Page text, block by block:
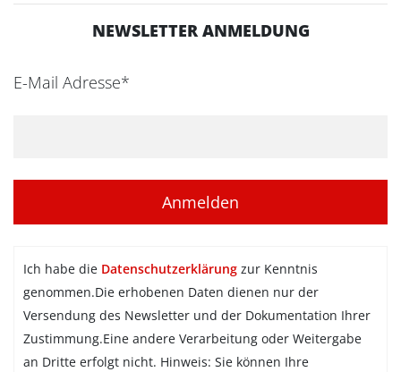
NEWSLETTER ANMELDUNG
E-Mail Adresse*
Ich habe die Datenschutzerklärung zur Kenntnis
genommen.Die erhobenen Daten dienen nur der
Versendung des Newsletter und der Dokumentation Ihrer
Zustimmung.Eine andere Verarbeitung oder Weitergabe
an Dritte erfolgt nicht. Hinweis: Sie können Ihre